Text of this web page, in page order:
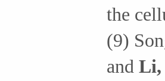
the
(9)
and Li,